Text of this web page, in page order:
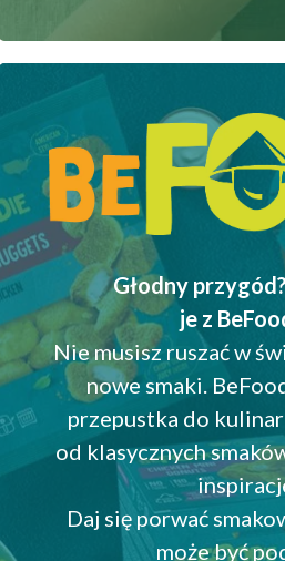
Głodny
je z
Nie musisz ruszać w
nowe smaki.
przepustka do
od klasycznych
Daj się porwać
może być